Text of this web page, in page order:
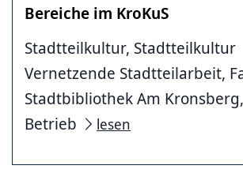
Bereiche im KroKuS
Stadtteilkultur, Stadtteilkultur
Vernetzende Stadtteilarbeit,
Stadtbibliothek Am
Betrieb
lesen